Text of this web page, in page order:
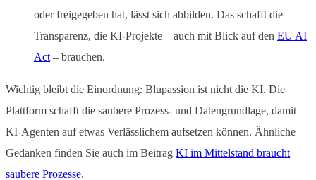
oder freigegeben hat, lässt sich abbilden. Das schafft die
Transparenz, die KI-Projekte – auch mit Blick auf den EU AI
Act – brauchen.
Wichtig bleibt die Einordnung: Blupassion ist nicht die KI. Die
Plattform schafft die saubere Prozess- und Datengrundlage, damit
KI-Agenten auf etwas Verlässlichem aufsetzen können. Ähnliche
Gedanken finden Sie auch im Beitrag KI im Mittelstand braucht
saubere Prozesse.